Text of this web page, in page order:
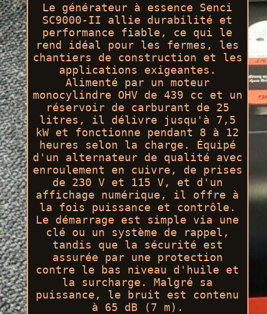
Le générateur à essence Senci
SC9000-II allie durabilité et
performance fiable, ce qui le
rend idéal pour les fermes, les
chantiers de construction et les
applications exigeantes.
Alimenté par un moteur
monocylindre OHV de 439 cc et un
réservoir de carburant de 25
litres, il délivre jusqu'à 7,5
kW et fonctionne pendant 8 à 12
heures selon la charge. Équipé
d'un alternateur de qualité avec
enroulement en cuivre, de prises
de 230 V et 115 V, et d'un
affichage numérique, il offre à
la fois puissance et contrôle.
Le démarrage est simple via une
clé ou un système de rappel,
tandis que la sécurité est
assurée par une protection
contre le bas niveau d'huile et
la surcharge. Malgré sa
puissance, le bruit est contenu
à 65 dB (7 m).